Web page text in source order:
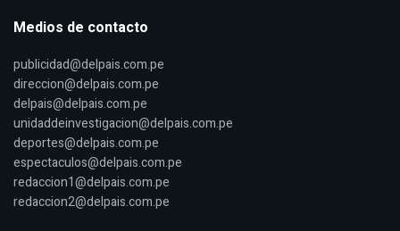
Medios de contacto
publicidad@delpais.com.pe
direccion@delpais.com.pe
delpais@delpais.com.pe
unidaddeinvestigacion@delpais.com.pe
deportes@delpais.com.pe
espectaculos@delpais.com.pe
redaccion1@delpais.com.pe
redaccion2@delpais.com.pe